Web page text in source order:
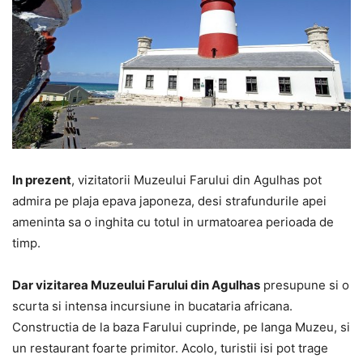
In prezent, vizitatorii Muzeului Farului din Agulhas pot
admira pe plaja epava japoneza, desi strafundurile apei
ameninta sa o inghita cu totul in urmatoarea perioada de
timp.
Dar vizitarea Muzeului Farului din Agulhas presupune si o
scurta si intensa incursiune in bucataria africana.
Constructia de la baza Farului cuprinde, pe langa Muzeu, si
un restaurant foarte primitor. Acolo, turistii isi pot trage